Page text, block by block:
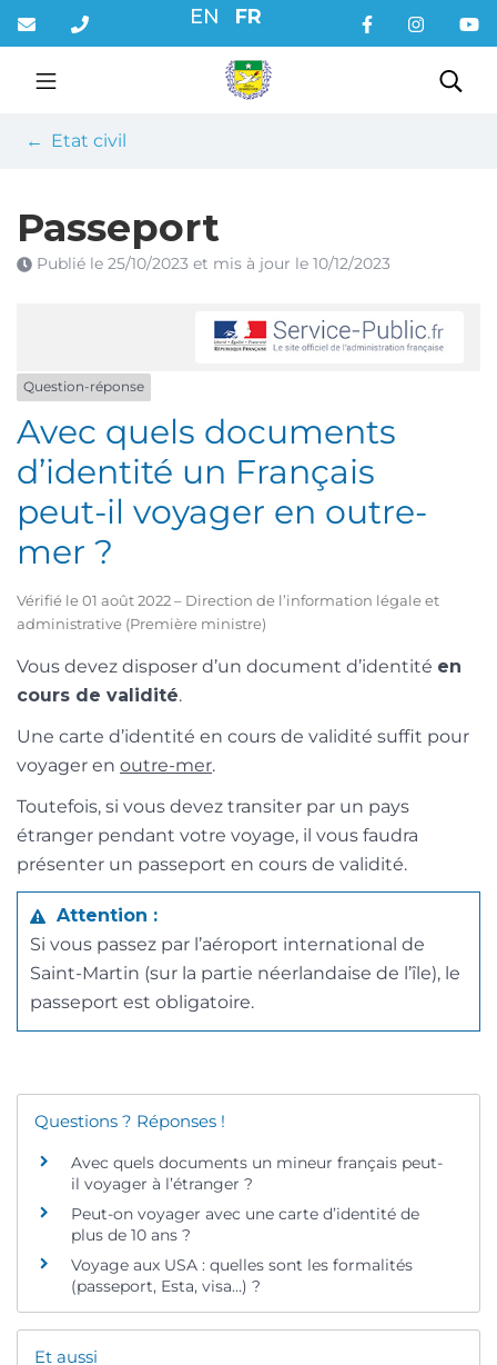
Aller
au
contenu
EN FR
Etat civil
Passeport
Publié le 25/10/2023 et mis à jour le 10/12/2023
Question-réponse
Avec quels documents
d’identité un Français
peut-il voyager en outre-
mer ?
Vérifié le 01 août 2022 – Direction de l’information légale et
administrative (Première ministre)
Vous devez disposer d’un document d’identité en
cours de validité.
Une carte d’identité en cours de validité suffit pour
voyager en outre-mer.
Toutefois, si vous devez transiter par un pays
étranger pendant votre voyage, il vous faudra
présenter un passeport en cours de validité.
Attention :
Si vous passez par l’aéroport international de
Saint-Martin (sur la partie néerlandaise de l’île), le
passeport est obligatoire.
Questions ? Réponses !
Avec quels documents un mineur français peut-
il voyager à l’étranger ?
Peut-on voyager avec une carte d’identité de
plus de 10 ans ?
Voyage aux USA : quelles sont les formalités
(passeport, Esta, visa…) ?
Et aussi